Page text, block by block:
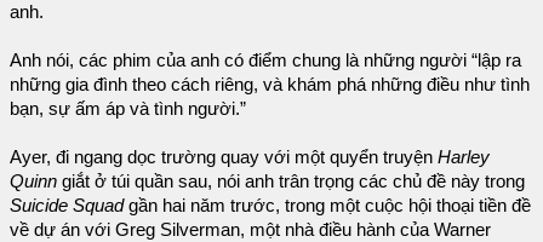
anh.
Anh nói, các phim của anh có điểm chung là những người “lập ra
những gia đình theo cách riêng, và khám phá những điều như tình
bạn, sự ấm áp và tình người.”
Ayer, đi ngang dọc trường quay với một quyển truyện Harley
Quinn giắt ở túi quần sau, nói anh trân trọng các chủ đề này trong
Suicide Squadgần hai năm trước, trong một cuộc hội thoại tiền đề
về dự án với Greg Silverman, một nhà điều hành của Warner